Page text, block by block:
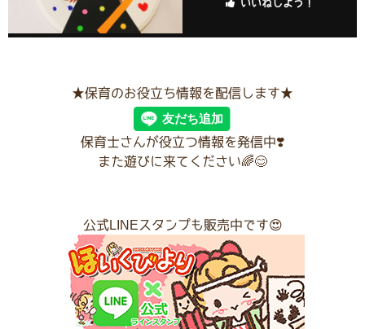
いいねしよう！
★保育のお役立ち情報を配信します★
保育士さんが役立つ情報を発信中❣️
また遊びに来てください🌈😊
公式LINEスタンプも販売中です😍